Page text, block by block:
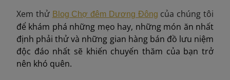
Xem thử Blog Chợ đêm Dương Đông của chúng tôi
để khám phá những mẹo hay, những món ăn nhất
định phải thử và những gian hàng bán đồ lưu niệm
độc đáo nhất sẽ khiến chuyến thăm của bạn trở
nên khó quên.